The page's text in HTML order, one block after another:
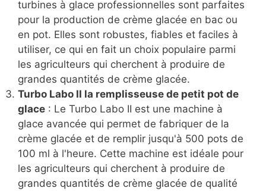
turbines à glace professionnelles sont parfaites
pour la production de crème glacée en bac ou
en pot. Elles sont robustes, fiables et faciles à
utiliser, ce qui en fait un choix populaire parmi
les agriculteurs qui cherchent à produire de
grandes quantités de crème glacée.
Turbo Labo II la remplisseuse de petit pot de
glace : Le Turbo Labo II est une machine à
glace avancée qui permet de fabriquer de la
crème glacée et de remplir jusqu'à 500 pots de
100 ml à l'heure. Cette machine est idéale pour
les agriculteurs qui cherchent à produire de
grandes quantités de crème glacée de qualité